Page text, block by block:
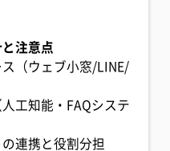
注意点
ス（ウェブ小窓/LINE/
工知能・FAQシステ
連携と役割分担